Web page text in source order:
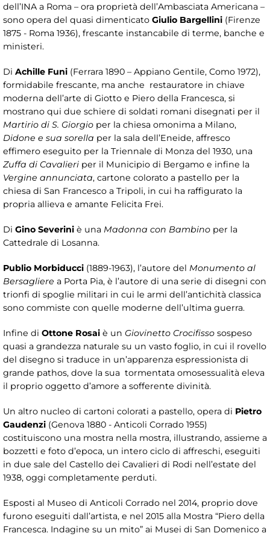
dell’INA a Roma – ora proprietà dell’Ambasciata Americana –
sono opera del quasi dimenticato Giulio Bargellini (Firenze
1875 - Roma 1936), frescante instancabile di terme, banche e
ministeri.
Di Achille Funi (Ferrara 1890 – Appiano Gentile, Como 1972),
formidabile frescante, ma anche restauratore in chiave
moderna dell’arte di Giotto e Piero della Francesca, si
mostrano qui due schiere di soldati romani disegnati per il
Martirio di S. Giorgio per la chiesa omonima a Milano,
Didone e sua sorella per la sala dell’Eneide, affresco
effimero eseguito per la Triennale di Monza del 1930, una
Zuffa di Cavalieri per il Municipio di Bergamo e infine la
Vergine annunciata, cartone colorato a pastello per la
chiesa di San Francesco a Tripoli, in cui ha raffigurato la
propria allieva e amante Felicita Frei.
Di Gino Severini è una Madonna con Bambino per la
Cattedrale di Losanna.
Publio Morbiducci (1889-1963), l’autore del Monumento al
Bersagliere a Porta Pia, è l’autore di una serie di disegni con
trionfi di spoglie militari in cui le armi dell’antichità classica
sono commiste con quelle moderne dell’ultima guerra.
Infine di Ottone Rosai è un Giovinetto Crocifisso sospeso
quasi a grandezza naturale su un vasto foglio, in cui il rovello
del disegno si traduce in un’apparenza espressionista di
grande pathos, dove la sua tormentata omosessualità eleva
il proprio oggetto d’amore a sofferente divinità.
Un altro nucleo di cartoni colorati a pastello, opera di Pietro
Gaudenzi (Genova 1880 - Anticoli Corrado 1955)
costituiscono una mostra nella mostra, illustrando, assieme a
bozzetti e foto d’epoca, un intero ciclo di affreschi, eseguiti
in due sale del Castello dei Cavalieri di Rodi nell’estate del
1938, oggi completamente perduti.
Esposti al Museo di Anticoli Corrado nel 2014, proprio dove
furono eseguiti dall’artista, e nel 2015 alla Mostra “Piero della
Francesca. Indagine su un mito” ai Musei di San Domenico a